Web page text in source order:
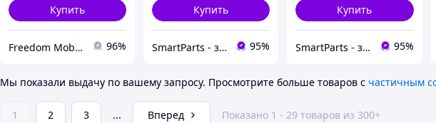
Купить
Freedom Mobile 96%
Купить
SmartParts - запчасти для мобильных телефонов и планшетов 95%
Купить
SmartParts - запчасти для мобильных телефонов и планшетов 95%
Мы показали выдачу по вашему запросу. Просмотрите больше товаров с частичным
1 2 3 ... Вперед Показано 1 - 29 товаров из 300+